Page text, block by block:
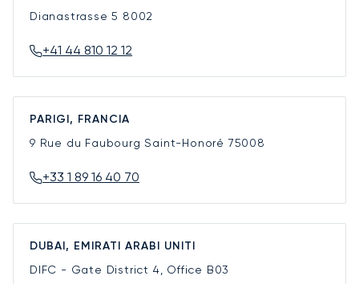
Dianastrasse 5 8002
+41 44 810 12 12
PARIGI, FRANCIA
9 Rue du Faubourg Saint-Honoré 75008
+33 1 89 16 40 70
DUBAI, EMIRATI ARABI UNITI
DIFC - Gate District 4, Office B03